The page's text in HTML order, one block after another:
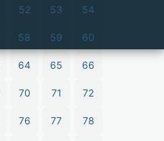
52 53 54
58 59 60
64 65 66
70 71 72
76 77 78